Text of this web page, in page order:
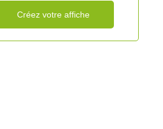
Créez votre affiche